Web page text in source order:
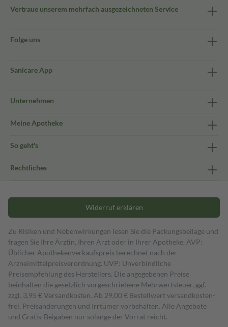
Vertraue unserem mehrfach ausgezeichneten Service
Folge uns
Sanicare App
Unternehmen
Meine Apotheke
So geht's
Rechtliches
Widerruf erklären
Zu Risiken und Nebenwirkungen lesen Sie die Packungsbeilage und
fragen Sie Ihre Ärztin, Ihren Arzt oder in Ihrer Apotheke. AVP:
Üblicher Apothekenverkaufspreis berechnet nach der
Arzneimittelpreisverordnung. UVP: Unverbindliche
Preisempfehlung des Herstellers. Die angegebenen Preise
beinhalten die gesetzlich vorgeschriebene Mehrwertsteuer, ggf.
zzgl. 3,95 € Versandkosten. Ab 29,00 € Bestell­wert versand­kosten­
frei. Preisänderungen und Irrtümer vorbehalten. Alle Angebote
und Gratis-Beigaben nur solange der Vorrat reicht.